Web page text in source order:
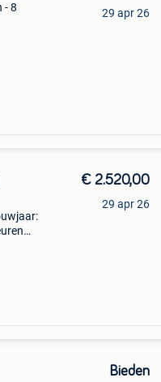
- 8
29 apr 26
€ 2.520,00
29 apr 26
Bieden